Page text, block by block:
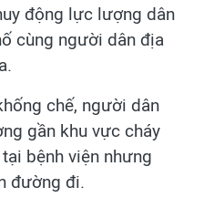
động lực lượng dân
cùng người dân địa
chế, người dân
gần khu vực cháy
bệnh viện nhưng
đường đi.